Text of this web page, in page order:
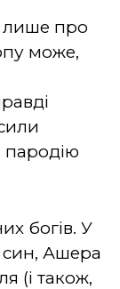
лише про
може,
пародію
богів. У
Ашера
(і також,